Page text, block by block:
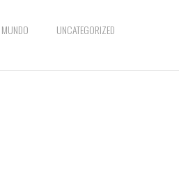
MUNDO UNCATEGORIZED